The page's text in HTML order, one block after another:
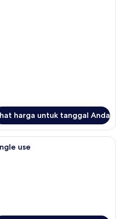
harga untuk tanggal Anda
Minibar, brankas, ruang kerja ramah
use